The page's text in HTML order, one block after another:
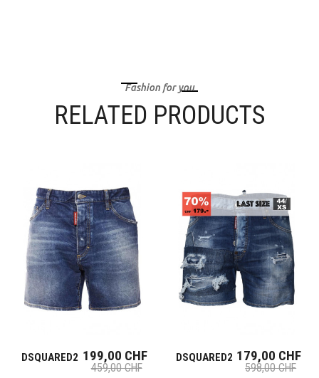
Fashion for you
RELATED PRODUCTS
DSQUARED2 199,00 CHF
459,00 CHF
DSQUARED2 179,00 CHF
598,00 CHF